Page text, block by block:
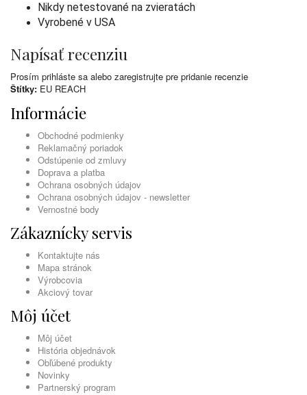
Nikdy netestované na zvieratách
Vyrobené v USA
Napísať recenziu
Prosím prihláste sa alebo zaregistrujte pre pridanie recenzie
Štítky: EU REACH
Informácie
Obchodné podmienky
Reklamačný poriadok
Odstúpenie od zmluvy
Doprava a platba
Ochrana osobných údajov
Ochrana osobných údajov - newsletter
Vernostné body
Zákaznícky servis
Kontaktujte nás
Mapa stránok
Výrobcovia
Akciový tovar
Môj účet
Môj účet
História objednávok
Obľúbené produkty
Novinky
Partnerský program